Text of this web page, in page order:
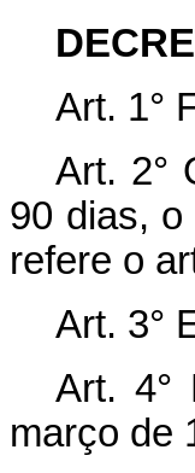
Art. 1°
Art. 2°
90 dias,
refere o
Art. 3°
Art. 4°
março de